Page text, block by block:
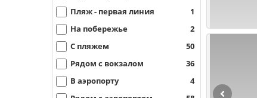
Пляж - первая линия
1
На побережье
2
С пляжем
50
Рядом с вокзалом
36
В аэропорту
4